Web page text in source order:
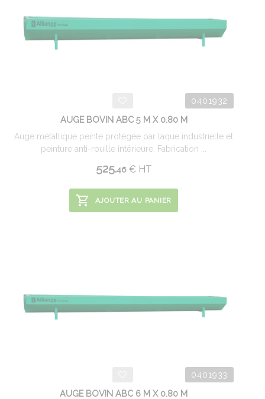
0401932
AUGE BOVIN ABC 5 M X 0.80 M
Auge métallique peinte protégée par laque industrielle et
peinture anti-rouille intérieure. Fabrication ...
525.46 €HT
AJOUTER AU PANIER
0401933
AUGE BOVIN ABC 6 M X 0.80 M